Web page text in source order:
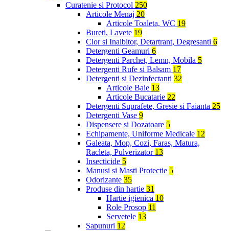
Curatenie si Protocol 250
Articole Menaj 20
Articole Toaleta, WC 19
Bureti, Lavete 19
Clor si Inalbitor, Detartrant, Degresanti 6
Detergenti Geamuri 6
Detergenti Parchet, Lemn, Mobila 5
Detergenti Rufe si Balsam 17
Detergenti si Dezinfectanti 32
Articole Baie 13
Articole Bucatarie 22
Detergenti Suprafete, Gresie si Faianta 25
Detergenti Vase 9
Dispensere si Dozatoare 5
Echipamente, Uniforme Medicale 12
Galeata, Mop, Cozi, Faras, Matura,
Racleta, Pulverizator 13
Insecticide 5
Manusi si Masti Protectie 5
Odorizante 35
Produse din hartie 31
Hartie igienica 10
Role Prosop 11
Servetele 13
Sapunuri 12